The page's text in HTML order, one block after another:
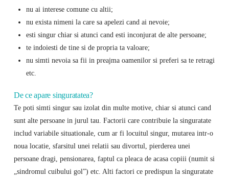
nu ai interese comune cu altii;
nu exista nimeni la care sa apelezi cand ai nevoie;
esti singur chiar si atunci cand esti inconjurat de alte persoane;
te indoiesti de tine si de propria ta valoare;
nu simti nevoia sa fii in preajma oamenilor si preferi sa te retragi
etc.
De ce apare singuratatea?
Te poti simti singur sau izolat din multe motive, chiar si atunci cand
sunt alte persoane in jurul tau. Factorii care contribuie la singuratate
includ variabile situationale, cum ar fi locuitul singur, mutarea intr-o
noua locatie, sfarsitul unei relatii sau divortul, pierderea unei
persoane dragi, pensionarea, faptul ca pleaca de acasa copiii (numit si
„sindromul cuibului gol”) etc. Alti factori ce predispun la singuratate